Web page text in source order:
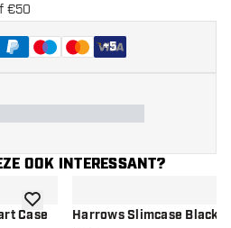
€50
+5
OOK INTERESSANT?
Case
toevoegen aan verlanglijst
Harrows Slimcase Black -